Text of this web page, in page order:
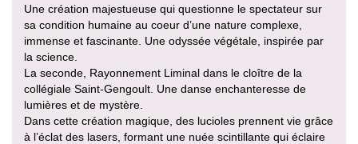
Une création majestueuse qui questionne le spectateur sur
sa condition humaine au coeur d’une nature complexe,
immense et fascinante. Une odyssée végétale, inspirée par
la science.
La seconde, Rayonnement Liminal dans le cloître de la
collégiale Saint-Gengoult. Une danse enchanteresse de
lumières et de mystère.
Dans cette création magique, des lucioles prennent vie grâce
à l’éclat des lasers, formant une nuée scintillante qui éclaire